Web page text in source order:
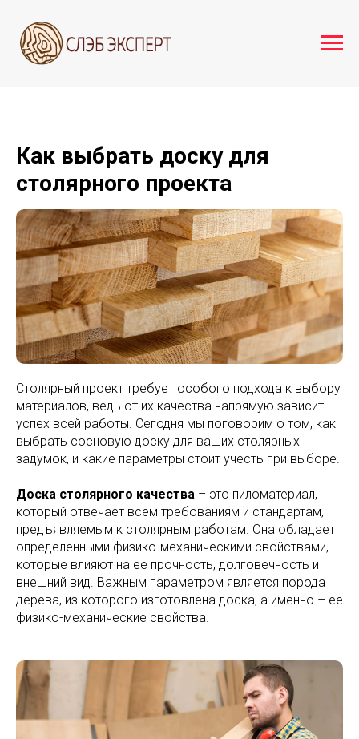
Как выбрать доску для
столярного проекта
Столярный проект требует особого подхода к выбору
материалов, ведь от их качества напрямую зависит
успех всей работы. Сегодня мы поговорим о том, как
выбрать сосновую доску для ваших столярных
задумок, и какие параметры стоит учесть при выборе.
Доска столярного качества – это пиломатериал,
который отвечает всем требованиям и стандартам,
предъявляемым к столярным работам. Она обладает
определенными физико-механическими свойствами,
которые влияют на ее прочность, долговечность и
внешний вид. Важным параметром является порода
дерева, из которого изготовлена доска, а именно – ее
физико-механические свойства.